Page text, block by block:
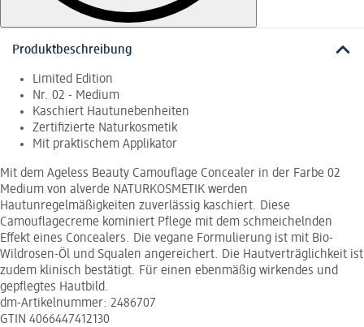
Produktbeschreibung
Limited Edition
Nr. 02 - Medium
Kaschiert Hautunebenheiten
Zertifizierte Naturkosmetik
Mit praktischem Applikator
Mit dem Ageless Beauty Camouflage Concealer in der Farbe 02
Medium von alverde NATURKOSMETIK werden
Hautunregelmäßigkeiten zuverlässig kaschiert. Diese
Camouflagecreme kominiert Pflege mit dem schmeichelnden
Effekt eines Concealers. Die vegane Formulierung ist mit Bio-
Wildrosen-Öl und Squalen angereichert. Die Hautverträglichkeit ist
zudem klinisch bestätigt. Für einen ebenmäßig wirkendes und
gepflegtes Hautbild.
dm-Artikelnummer: 2486707
GTIN 4066447412130